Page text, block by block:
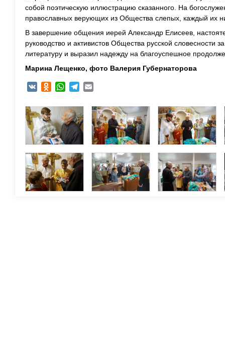
собой поэтическую иллюстрацию сказанного. На
православных верующих из Общества слепых, каждый их
В завершение общения иерей Александр Елисеев,
руководство и активистов Общества русской словесности
литературу и выразил надежду на благоуспешное
Марина Лещенко, фото Валерия Губернаторова
VK Odnoklassniki
WhatsAppTelegram